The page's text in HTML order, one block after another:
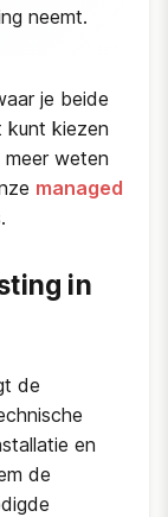
neemt.
je beide
kunt kiezen
weten
managed
in
de
en
de